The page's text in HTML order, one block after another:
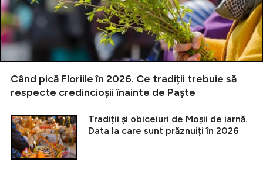
Când pică Floriile în 2026. Ce tradiții trebuie să
respecte credincioșii înainte de Paște
Tradiții și obiceiuri de Moșii de iarnă.
Data la care sunt prăznuiți în 2026